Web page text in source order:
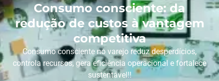
Consumo consciente: da
redução de custos à vantagem
competitiva
Consumo consciente no varejo reduz desperdícios,
controla recursos, gera eficiência operacional e fortalece
sustentável!!